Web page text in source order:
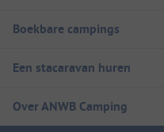
Boekbare campings
Een stacaravan huren
Over ANWB Camping